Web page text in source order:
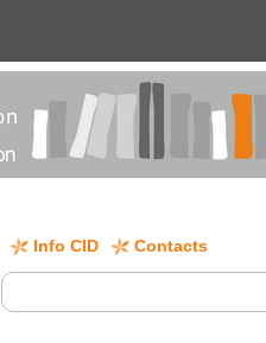
Info CID Contacts